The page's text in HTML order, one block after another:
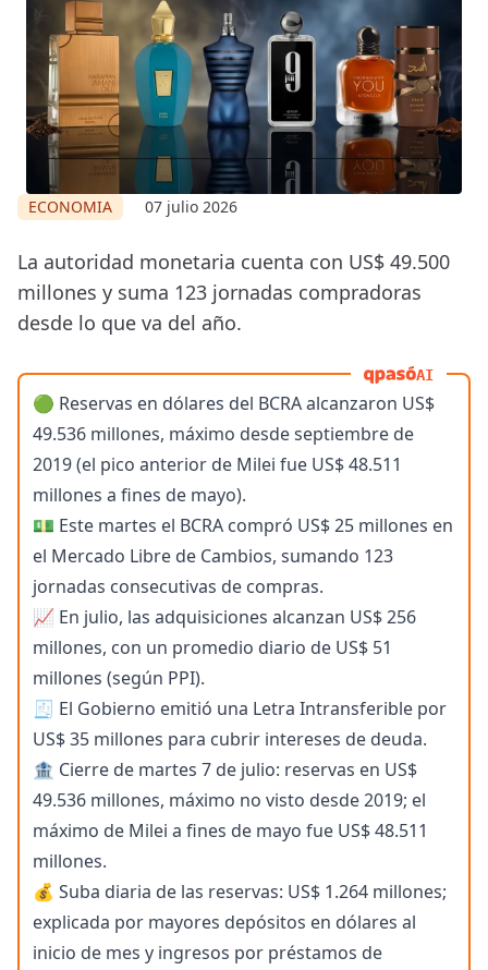
ECONOMIA 07 julio 2026
La autoridad monetaria cuenta con US$ 49.500
millones y suma 123 jornadas compradoras
desde lo que va del año.
AI
🟢 Reservas en dólares del BCRA alcanzaron US$
49.536 millones, máximo desde septiembre de
2019 (el pico anterior de Milei fue US$ 48.511
millones a fines de mayo).
💵 Este martes el BCRA compró US$ 25 millones en
el Mercado Libre de Cambios, sumando 123
jornadas consecutivas de compras.
📈 En julio, las adquisiciones alcanzan US$ 256
millones, con un promedio diario de US$ 51
millones (según PPI).
🧾 El Gobierno emitió una Letra Intransferible por
US$ 35 millones para cubrir intereses de deuda.
🏦 Cierre de martes 7 de julio: reservas en US$
49.536 millones, máximo no visto desde 2019; el
máximo de Milei a fines de mayo fue US$ 48.511
millones.
💰 Suba diaria de las reservas: US$ 1.264 millones;
explicada por mayores depósitos en dólares al
inicio de mes y ingresos por préstamos de